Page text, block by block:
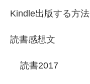
Kindle出版する方法
読書感想文
読書2017